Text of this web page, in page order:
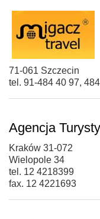
71-061 Szczecin
tel. 91-484 40 97,
Agencja
Kraków 31-072
Wielopole 34
tel. 12 4218399
fax. 12 4221693